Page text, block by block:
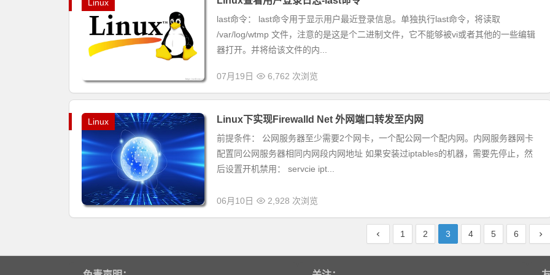
Linux
last命令： last命令用于显示用户最近登录信息。单独执行last命令，将读取
/var/log/wtmp 文件，注意的是这是个二进制文件，它不能够被vi或者其他的一些编辑
器打开。并将给该文件的内...
07月19日 6,762 次浏览
Linux Linux下实现Firewalld Net 外网端口转发至内网
前提条件： 公网服务器至少需要2个网卡，一个配公网一个配内网。内网服务器网卡
配置同公网服务器相同内网段内网地址 如果安装过iptables的机器，需要先停止，然
后设置开机禁用： servcie ipt...
06月10日 2,928 次浏览
1 2 3 4 5 6